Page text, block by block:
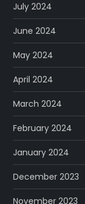
July 2024
June 2024
May 2024
April 2024
March 2024
February 2024
January 2024
December 2023
November 2023